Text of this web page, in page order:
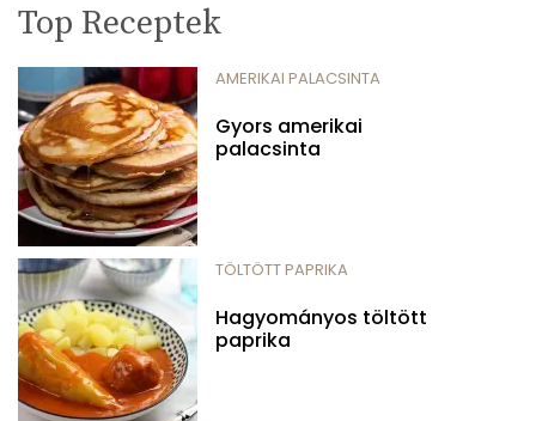
Top Receptek
AMERIKAI PALACSINTA
Gyors amerikai
palacsinta
TÖLTÖTT PAPRIKA
Hagyományos töltött
paprika